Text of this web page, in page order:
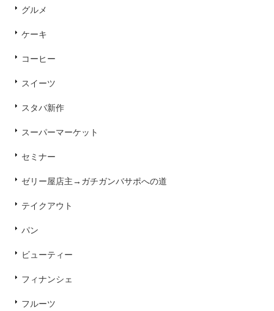
グルメ
ケーキ
コーヒー
スイーツ
スタバ新作
スーパーマーケット
セミナー
ゼリー屋店主→ガチガンバサポへの道
テイクアウト
パン
ビューティー
フィナンシェ
フルーツ